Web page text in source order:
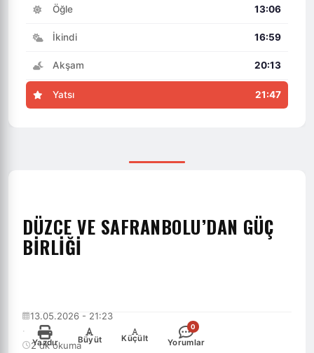
Öğle 13:06
İkindi 16:59
Akşam 20:13
Yatsı 21:47
DÜZCE VE SAFRANBOLU’DAN GÜÇ
BİRLİĞİ